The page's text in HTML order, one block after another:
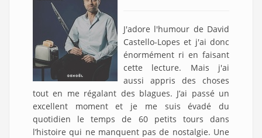
J'adore l'humour de David
Castello-Lopes et j'ai donc
énormément ri en faisant
cette lecture. Mais j'ai
aussi appris des choses
tout en me régalant des blagues. J’ai passé un
excellent moment et je me suis évadé du
quotidien le temps de 60 petits tours dans
l’histoire qui ne manquent pas de nostalgie. Une